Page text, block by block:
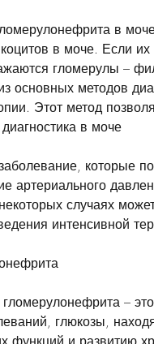
в
в моче. Если
гломерулы –
основных методов
Этот метод
в моче
которые
артериального
случаях
интенсивной
–
глюкозы,